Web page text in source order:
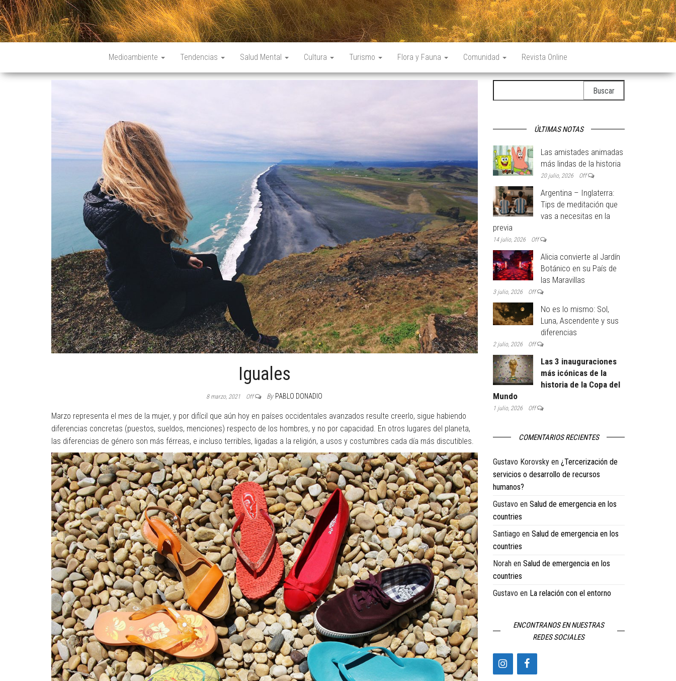
Medioambiente Tendencias Salud Mental Cultura Turismo Flora y Fauna Comunidad Revista Online
Iguales
8 marzo, 2021 Off By PABLO DONADIO
Marzo representa el mes de la mujer, y por difícil que aún hoy en países occidentales avanzados resulte creerlo, sigue habiendo
diferencias concretas (puestos, sueldos, menciones) respecto de los hombres, y no por capacidad. En otros lugares del planeta,
las diferencias de género son más férreas, e incluso terribles, ligadas a la religión, a usos y costumbres cada día más discutibles.
ÚLTIMAS NOTAS
Las amistades animadas
más lindas de la historia
20 julio, 2026 Off
Argentina – Inglaterra:
Tips de meditación que
vas a necesitas en la
previa
14 julio, 2026 Off
Alicia convierte al Jardín
Botánico en su País de
las Maravillas
3 julio, 2026 Off
No es lo mismo: Sol,
Luna, Ascendente y sus
diferencias
2 julio, 2026 Off
Las 3 inauguraciones
más icónicas de la
historia de la Copa del
Mundo
1 julio, 2026 Off
COMENTARIOS RECIENTES
Gustavo Korovskyen ¿Tercerización de
servicios o desarrollo de recursos
humanos?
Gustavo en Salud de emergencia en los
countries
Santiago en Salud de emergencia en los
countries
Norah en Salud de emergencia en los
countries
Gustavo en La relación con el entorno
ENCONTRANOS EN NUESTRAS
REDES SOCIALES